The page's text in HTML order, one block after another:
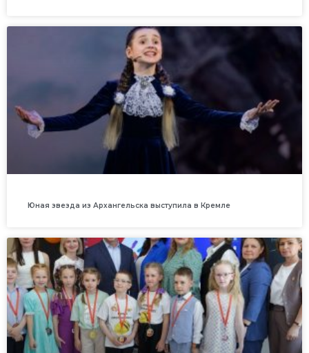
Юная звезда из Архангельска выступила в Кремле